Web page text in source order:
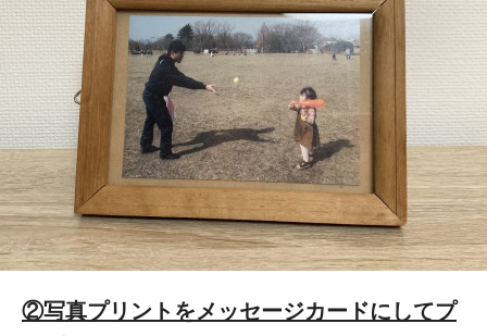
②写真プリントをメッセージカードにしてプ